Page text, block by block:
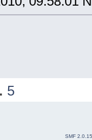
5
SMF 2.0.15